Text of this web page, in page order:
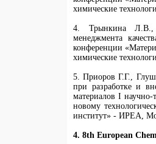
химические
4. Трынкина Л.В.,
менеджмента
конференции
химические
5. Приоров Г.Г.,
при разработке и
материалов I
новому
институт» - ИРЕА,
4. 8th European